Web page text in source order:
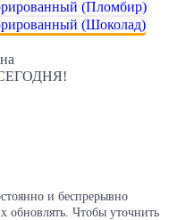
и беспрерывно
обновлять. Чтобы уточнить